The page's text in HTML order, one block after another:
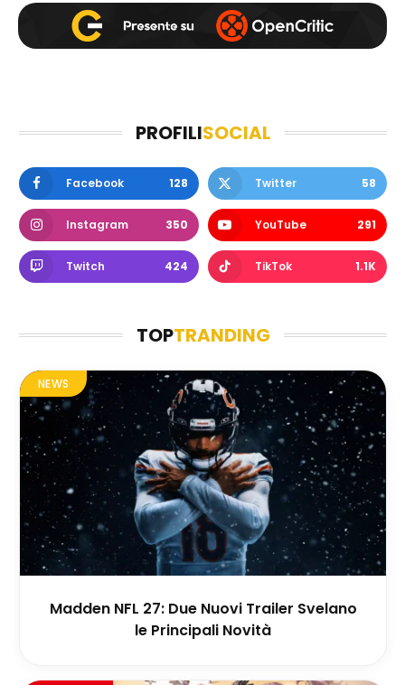
PROFILISOCIAL
Facebook 128 Twitter 58
Instagram 350 YouTube 291
Twitch 424 TikTok 1.1K
TOPTRANDING
NEWS
Madden NFL 27: Due Nuovi Trailer Svelano
le Principali Novità